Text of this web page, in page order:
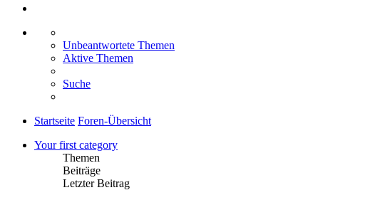
Unbeantwortete Themen
Aktive Themen
Suche
Startseite Foren-Übersicht
Your first category
Themen
Beiträge
Letzter Beitrag